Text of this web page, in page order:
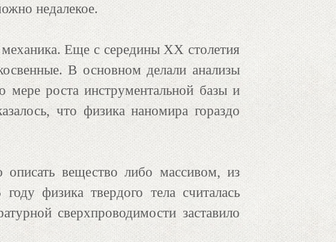
недалекое.
Еще с середины ХХ столетия
В основном делали анализы
мере роста инструментальной базы и
что физика наномира гораздо
вещество либо массивом, из
физика твердого тела считалась
сверхпроводимости заставило